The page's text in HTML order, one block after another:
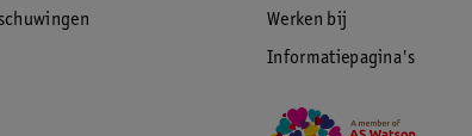
Werken bij
Informatiepagina's